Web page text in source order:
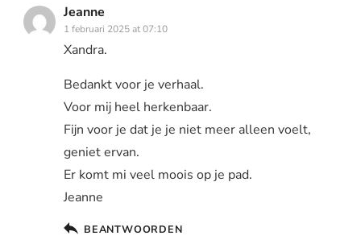
Jeanne
1 februari 2025 at 07:10
Xandra.
Bedankt voor je verhaal.
Voor mij heel herkenbaar.
Fijn voor je dat je je niet meer alleen voelt,
geniet ervan.
Er komt mi veel moois op je pad.
Jeanne
BEANTWOORDEN